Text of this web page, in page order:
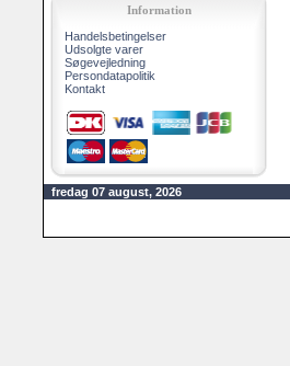
Information
Handelsbetingelser
Udsolgte varer
Søgevejledning
Persondatapolitik
Kontakt
fredag 07 august, 2026